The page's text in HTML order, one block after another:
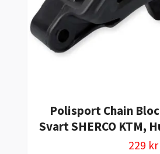
Polisport Chain
Svart SHERCO KTM,
229 kr